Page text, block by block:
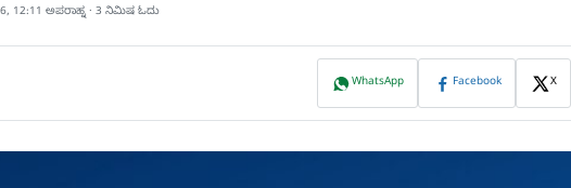
12:11 ಅಪರಾಹ್ನ · 3 ನಿಮಿಷ ಓದು
WhatsApp Facebook X